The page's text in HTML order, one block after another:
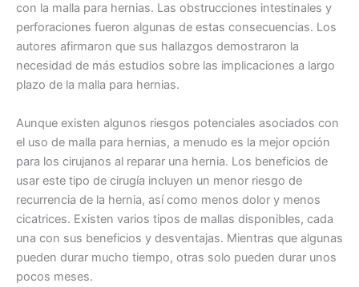
Teléfono
País*
Nombre De Empresa
con la malla para hernias. Las obstrucciones intestinales y
perforaciones fueron algunas de estas consecuencias. Los
autores afirmaron que sus hallazgos demostraron la
necesidad de más estudios sobre las implicaciones a largo
plazo de la malla para hernias.
Aunque existen algunos riesgos potenciales asociados con
el uso de malla para hernias, a menudo es la mejor opción
para los cirujanos al reparar una hernia. Los beneficios de
usar este tipo de cirugía incluyen un menor riesgo de
recurrencia de la hernia, así como menos dolor y menos
cicatrices. Existen varios tipos de mallas disponibles, cada
una con sus beneficios y desventajas. Mientras que algunas
pueden durar mucho tiempo, otras solo pueden durar unos
pocos meses.